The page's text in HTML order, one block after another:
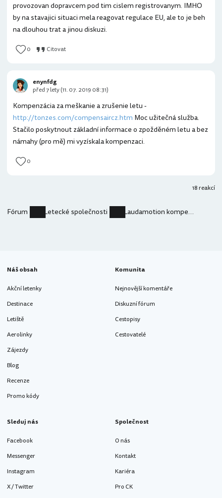
provozovan dopravcem pod tim cislem registrovanym. IMHO
by na stavajici situaci mela reagovat regulace EU, ale to je beh
na dlouhou trat a jinou diskuzi.
0 Citovat
Kompenzácia za meškanie a zrušenie letu -
http://tonzes.com/compensaircz.htm Moc užitečná služba.
Stačilo poskytnout základní informace o zpožděném letu a bez
námahy (pro mě) mi vyzískala kompenzaci.
0
enynfdg
před 7 lety (11. 07. 2019 08:31)
18 reakcí
Fórum Letecké společnosti Laudamotion kompenzace
Náš obsah
Akční letenky
Destinace
Letiště
Aerolinky
Zájezdy
Blog
Recenze
Promo kódy
Komunita
Nejnovější komentáře
Diskuzní fórum
Cestopisy
Cestovatelé
Sleduj nás
Facebook
Messenger
Instagram
X / Twitter
Společnost
O nás
Kontakt
Kariéra
Pro CK